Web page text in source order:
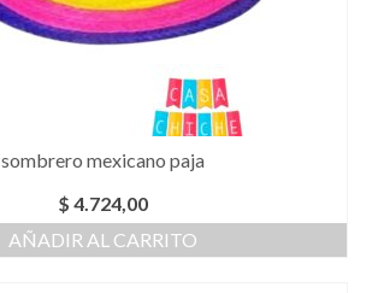
sombrero mexicano paja
$ 4.724,00
AÑADIR AL CARRITO